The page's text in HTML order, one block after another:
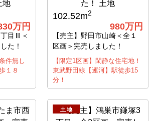
万円
丁目Ⅲ＜
た！
件無し
１８
102.52m2
980万円
【売主】野田市山崎＜全１
区画＞完売しました！
【限定1区画】閑静な住宅地！
東武野田線【運河】駅徒歩15
分！
土地